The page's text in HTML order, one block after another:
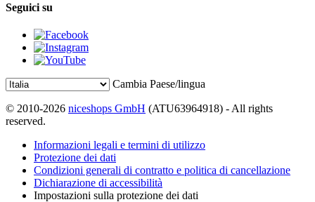
Seguici su
Cambia Paese/lingua
© 2010-2026 niceshops GmbH (ATU63964918) - All rights
reserved.
Informazioni legali e termini di utilizzo
Protezione dei dati
Condizioni generali di contratto e politica di cancellazione
Dichiarazione di accessibilità
Impostazioni sulla protezione dei dati